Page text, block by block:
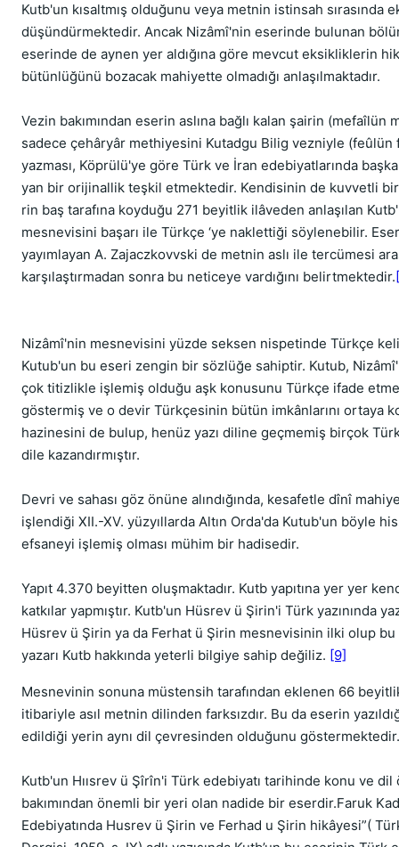
Kutb'un kısaltmış olduğunu veya metnin istinsah sırasında
dü­şündürmektedir. Ancak Nizâmî'nin ese­rinde bulunan
eserinde de aynen yer aldığına göre mev­cut eksikliklerin
bütünlüğünü bozacak mahiyette olmadığı anlaşılmak­tadır.
Vezin bakımından eserin aslına bağlı kalan şairin (mefaîlün
sadece çehâryâr methiyesini Kutadgu Bilig vezniyle
yazması, Köprülü'ye göre Türk ve İran edebiyatlarında
yan bir orijinallik teşkil etmektedir. Ken­disinin de kuvvetli
rin baş tarafına koyduğu 271 beyitlik ilâveden anlaşılan
mesnevisini başarı ile Türkçe ‘ye naklet­tiği söylenebilir.
yayımlayan A. Zajaczkovvski de metnin aslı ile tercümesi
karşılaştırmadan sonra bu neticeye vardığını belirtmektedir.
Nizâmî'nin mesnevisini yüzde seksen nispetinde Türkçe
Kutub'un bu eseri zengin bir sözlüğe sahiptir. Kutub,
çok titizlikle işlemiş olduğu aşk ko­nusunu Türkçe ifade
göstermiş ve o devir Türkçesinin bütün imkânlarını ortaya
hazinesini de bulup, henüz yazı diline geçmemiş birçok
dile ka­zandırmıştır.
Devri ve sahası göz önüne alındığında, kesafetle dînî
işlendiği XII.-XV. yüzyıllarda Altın Orda'da Kutub'un böyle
efsaneyi işlemiş olması mühim bir hadisedir.
Yapıt 4.370 beyitten oluşmaktadır. Kutb yapıtına yer yer
katkılar yapmıştır. Kutb'un Hüsrev ü Şirin'i Türk yazınında
Hüsrev ü Şirin ya da Ferhat ü Şirin mesnevisinin ilki olup bu
yazarı Kutb hakkında yeterli bilgiye sahip değiliz. [9]
Mesnevinin sonuna müstensih tarafından eklenen 66
itiba­riyle asıl metnin dilinden farksızdır. Bu da eserin
edildiği yerin aynı dil çevresinden olduğunu
Kutb'un Hıısrev ü Şîrîn'i Türk edebiyatı tarihinde konu ve
bakımından önemli bir yeri olan nadide bir eserdir.Faruk
Edebiyatında Husrev ü Şirin ve Ferhad u Şirin hikâyesi”(